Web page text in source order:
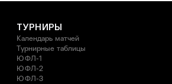
ТУРНИРЫ
Календарь матчей
Турнирные таблицы
ЮФЛ-1
ЮФЛ-2
ЮФЛ-3